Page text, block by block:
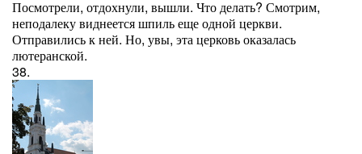
Посмотрели, отдохнули, вышли. Что делать? Смотрим,
неподалеку виднеется шпиль еще одной церкви.
Отправились к ней. Но, увы, эта церковь оказалась
лютеранской.
38.